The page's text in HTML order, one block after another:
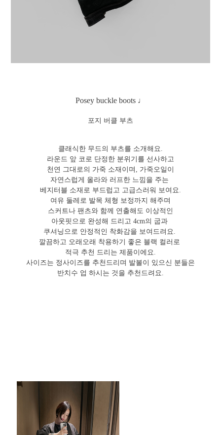
Posey buckle boots ♩
포지 버클 부츠
클래식한 무드의 부츠를 소개해요.
라운드 앞 코로 단정한 분위기를 선사하고
천연 그대로의 가죽 소재이며, 가죽오일이
자연스럽게 올라와 러프한 느낌을 주는
베지터블 소재로 부드럽고 고급스러워 보여요.
여유 둘레로 발목 체형 보정까지 해주며
스커트나 팬츠와 함께 연출해도 이상적인
아웃핏으로 완성해 드리고 4cm의 굽과
쿠셔닝으로 안정적인 착화감을 보여드려요.
깔끔하고 오래오래 착용하기 좋은 블랙 컬러로
적극 추천 드리는 제품이에요.
사이즈는 정사이즈를 추천드리며 발볼이 있으신 분들은
반치수 업 하시는 것을 추천드려요.